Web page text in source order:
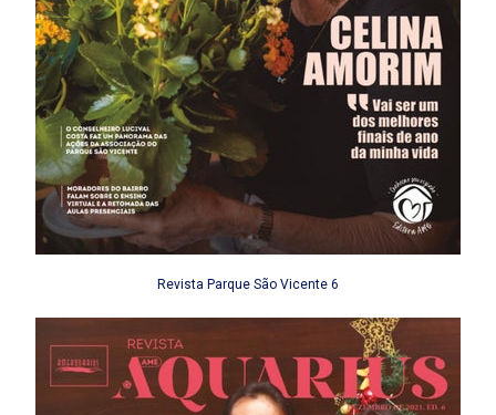
Revista Parque São Vicente 6